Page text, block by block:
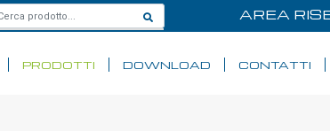
AREA
PRODOTTI DOWNLOAD CONTATTI